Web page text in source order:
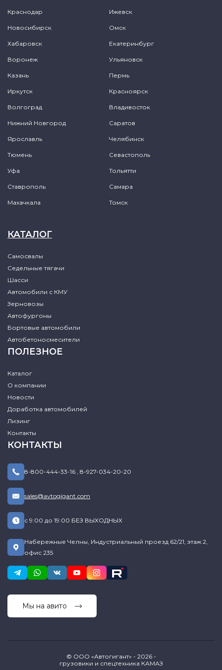
Краснодар Ижевск
Новосибирск Омск
Хабаровск Екатеринбург
Воронеж Ульяновск
Казань Пермь
Иркутск Красноярск
Волгоград Владивосток
Нижний Новгород Саратов
Ярославль Челябинск
Тюмень Севастополь
Уфа Тольятти
Ставрополь Самара
Махачкала Томск
КАТАЛОГ
Самосвалы
Седельные тягачи
Шасси
Автомобили с КМУ
Зерновозы
Автофургоны
Бортовые автомобили
Автобетоносмесители
ПОЛЕЗНОЕ
Каталог
О компании
Новости
Доработка автомобилей
Лизинг
Контакты
КОНТАКТЫ
8-800-444-33-16 , 8-927-034-20-20
sales@avtogigant.com
с 9:00 до 19:00 БЕЗ ВЫХОДНЫХ
Набережные Челны, Индустриальный проезд 62/21, этаж 2,
офис 235
Мы на авито
© ООО «Автогигант» - 2026 -
грузовики и спецтехника КАМАЗ